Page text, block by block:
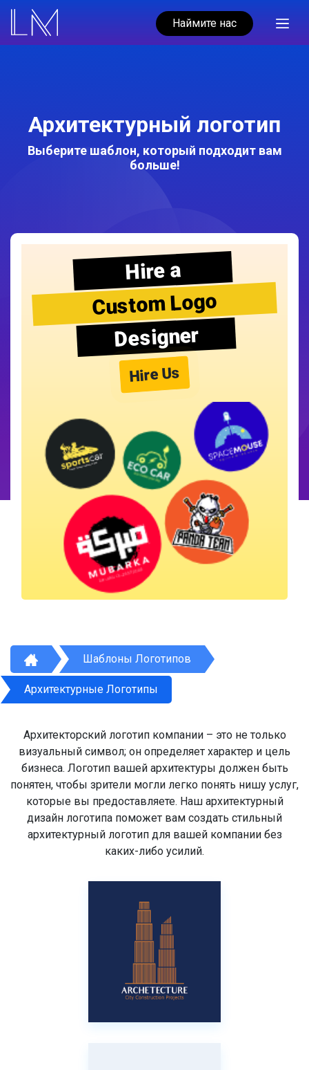
Наймите нас
Архитектурный логотип
Выберите шаблон, который подходит вам
больше!
Hire a
Custom Logo
Designer
Hire Us
Шаблоны Логотипов
Архитектурные Логотипы
Архитекторский логотип компании – это не только
визуальный символ; он определяет характер и цель
бизнеса. Логотип вашей архитектуры должен быть
понятен, чтобы зрители могли легко понять нишу услуг,
которые вы предоставляете. Наш архитектурный
дизайн логотипа поможет вам создать стильный
архитектурный логотип для вашей компании без
каких-либо усилий.